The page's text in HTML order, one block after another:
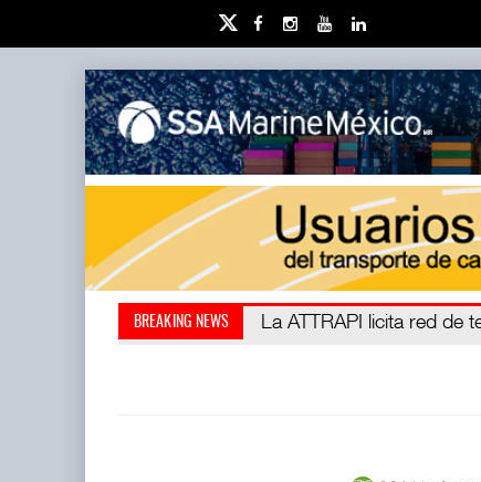
BREAKING NEWS IT-ANÁLISIS: Puerto Lázaro
La ATTRAPI licita red de